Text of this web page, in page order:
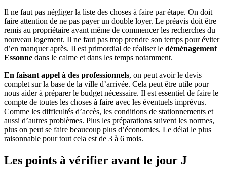
Il ne faut pas négliger la liste des choses à faire par étape. On doit
faire attention de ne pas payer un double loyer. Le préavis doit être
remis au propriétaire avant même de commencer les recherches du
nouveau logement. Il ne faut pas trop prendre son temps pour éviter
d’en manquer après. Il est primordial de réaliser le déménagement
Essonne dans le calme et dans les temps notamment.
En faisant appel à des professionnels, on peut avoir le devis
complet sur la base de la ville d’arrivée. Cela peut être utile pour
nous aider à préparer le budget nécessaire. Il est essentiel de faire le
compte de toutes les choses à faire avec les éventuels imprévus.
Comme les difficultés d’accès, les conditions de stationnements et
aussi d’autres problèmes. Plus les préparations suivent les normes,
plus on peut se faire beaucoup plus d’économies. Le délai le plus
raisonnable pour tout cela est de 3 à 6 mois.
Les points à vérifier avant le jour J